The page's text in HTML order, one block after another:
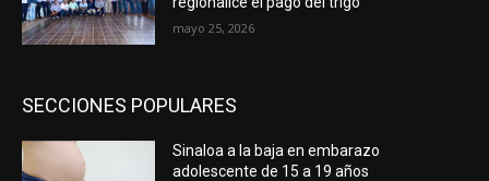
mayo 25, 2026
SECCIONES POPULARES
Sinaloa a la baja en embarazo
adolescente de 15 a 19 años